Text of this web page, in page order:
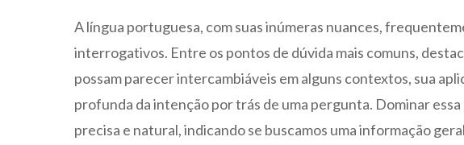
A língua portuguesa, com suas inúmeras nuances,
interrogativos. Entre os pontos de dúvida mais comuns,
possam parecer intercambiáveis em alguns contextos, sua
profunda da intenção por trás de uma pergunta. Dominar
precisa e natural, indicando se buscamos uma informação